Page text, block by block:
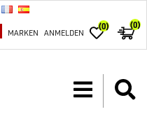
MARKEN ANMELDEN
(0) (0)